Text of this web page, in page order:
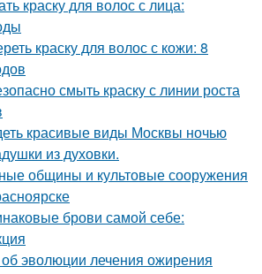
краску для волос с лица:
краску для волос с кожи: 8
смыть краску с линии роста
красивые виды Москвы ночью
из духовки.
общины и культовые сооружения
брови самой себе:
эволюции лечения ожирения